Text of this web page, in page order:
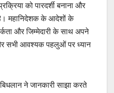
को पारदर्शी बनाना और
महानिदेशक के आदेशों के
और जिम्मेदारी के साथ अपने
सभी आवश्यक पहलुओं पर ध्यान
ने जानकारी साझा करते